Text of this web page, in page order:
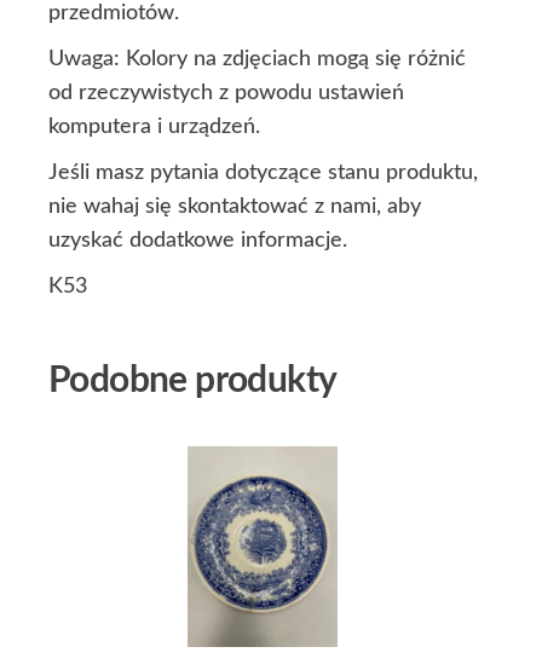
przedmiotów.
Uwaga: Kolory na zdjęciach mogą się różnić
od rzeczywistych z powodu ustawień
komputera i urządzeń.
Jeśli masz pytania dotyczące stanu produktu,
nie wahaj się skontaktować z nami, aby
uzyskać dodatkowe informacje.
K53
Podobne produkty